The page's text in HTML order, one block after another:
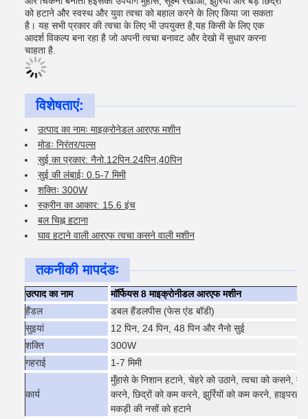
को हटाने और स्वस्थ और युवा त्वचा को बहाल करने के लिए किया जा सकता
है। यह सभी प्रकार की त्वचा के लिए भी उपयुक्त है,यह किसी के लिए एक
आदर्श विकल्प बना रहा है जो अपनी त्वचा बनावट और देखो में सुधार करना
चाहता है.
विशेषताएं:
उत्पाद का नामः माइक्रोनेडल आरएफ मशीन
मोडः निरंतर/पल्स
सुई का प्रकार: नैनो.12पिन.24पिन,40पिन
सुई की लंबाईः 0.5-7 मिमी
शक्तिः 300W
स्क्रीन का आकार: 15.6 इंच
बल चिह्न हटाना
घाव हटाने वाली आरएफ त्वचा कसने वाली मशीन
तकनीकी मापदंडः
उत्पाद का नाम
मॉर्फियस 8 माइक्रोनीडल आरएफ मशीन
हैंडल
डबल हैंडलपीस (फेस एंड बॉडी)
सुइयां
12 पिन, 24 पिन, 48 पिन और नैनो सुई
शक्ति
300W
गहराई
1-7 मिमी
कार्य
मुँहासे के निशान हटाने, चेहरे को उठाने, त्वचा को कसने,
करने, छिद्रों को कम करने, झुर्रियों को कम करने,
मकड़ी की नसों को हटाने